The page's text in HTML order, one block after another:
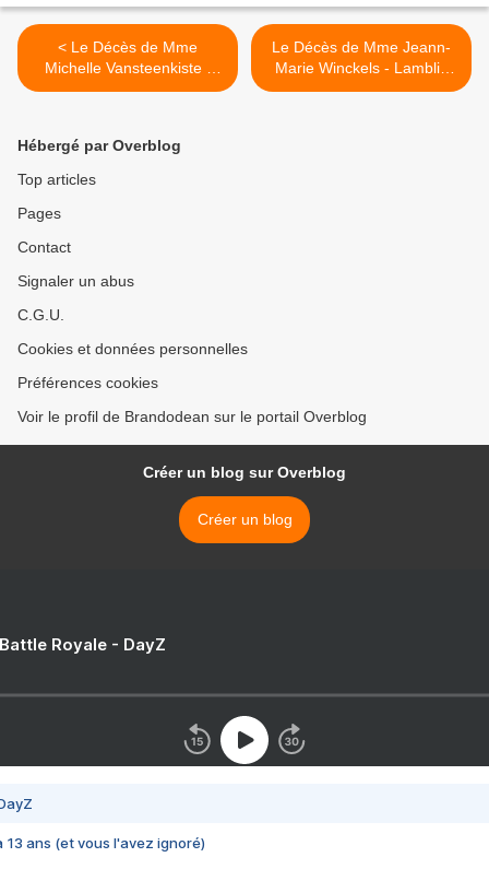
< Le Décès de Mme
Michelle Vansteenkiste -
Vandewynckèle (Décembre
Le Décès de Mme Jeann-
Marie Winckels - Lamblin
(Décembre 2023). >
Hébergé par Overblog
Top articles
Pages
Contact
Signaler un abus
C.G.U.
Cookies et données personnelles
Préférences cookies
Voir le profil de Brandodean sur le portail Overblog
Créer un blog sur Overblog
Créer un blog
Royale - DayZ
13 ans (et vous l'avez ignoré)